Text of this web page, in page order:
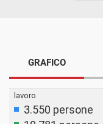
GRAFICO